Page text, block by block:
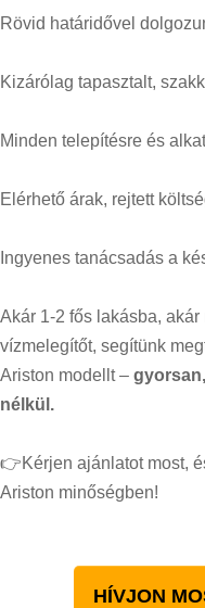
Rövid határidővel
Kizárólag tapasztalt,
Minden telepítésre és
Elérhető árak, rejtett
Ingyenes tanácsadás a
Akár 1-2 fős lakásba,
vízmelegítőt, segítünk
Ariston modellt –
nélkül.
👉Kérjen ajánlatot most,
Ariston minőségben!
HÍVJON